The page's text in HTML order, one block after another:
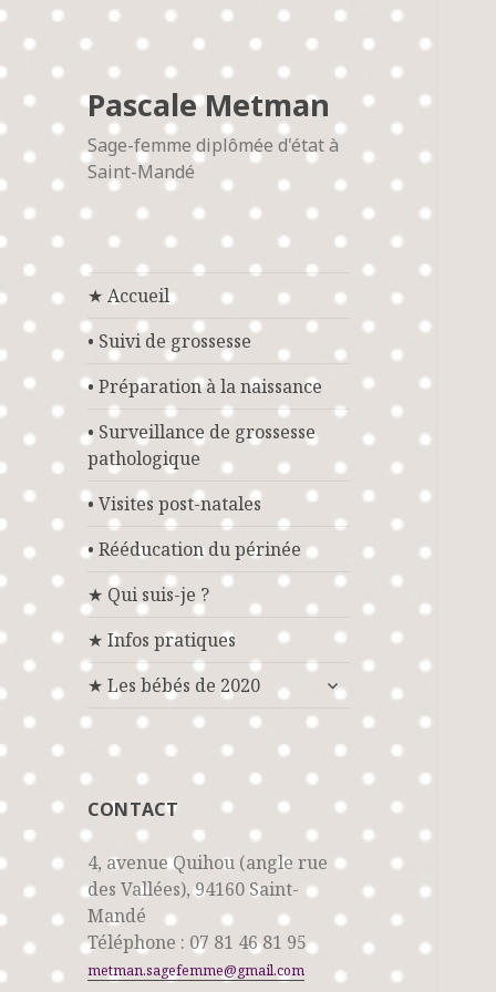
Pascale Metman
Sage-femme diplômée d'état à
Saint-Mandé
★ Accueil
• Suivi de grossesse
• Préparation à la naissance
• Surveillance de grossesse
pathologique
• Visites post-natales
• Rééducation du périnée
★ Qui suis-je ?
★ Infos pratiques
★ Les bébés de 2020
ouvrir
sous-
menu
CONTACT
4, avenue Quihou (angle rue
des Vallées), 94160 Saint-
Mandé
Téléphone : 07 81 46 81 95
metman.sagefemme@gmail.com